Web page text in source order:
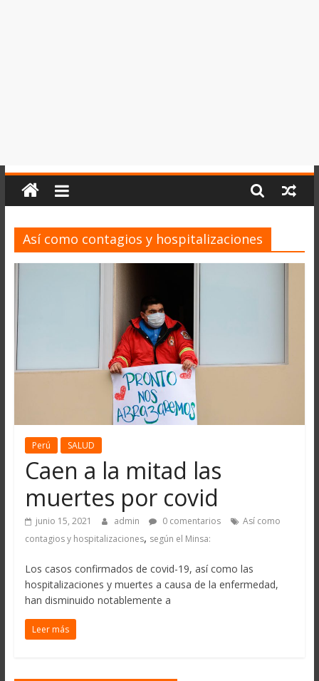
Así como contagios y hospitalizaciones
Perú SALUD
Caen a la mitad las
muertes por covid
junio 15, 2021 admin 0 comentarios
Así como
contagios y hospitalizaciones, según el Minsa:
Los casos confirmados de covid-19, así como las
hospitalizaciones y muertes a causa de la enfermedad,
han disminuido notablemente a
Leer más